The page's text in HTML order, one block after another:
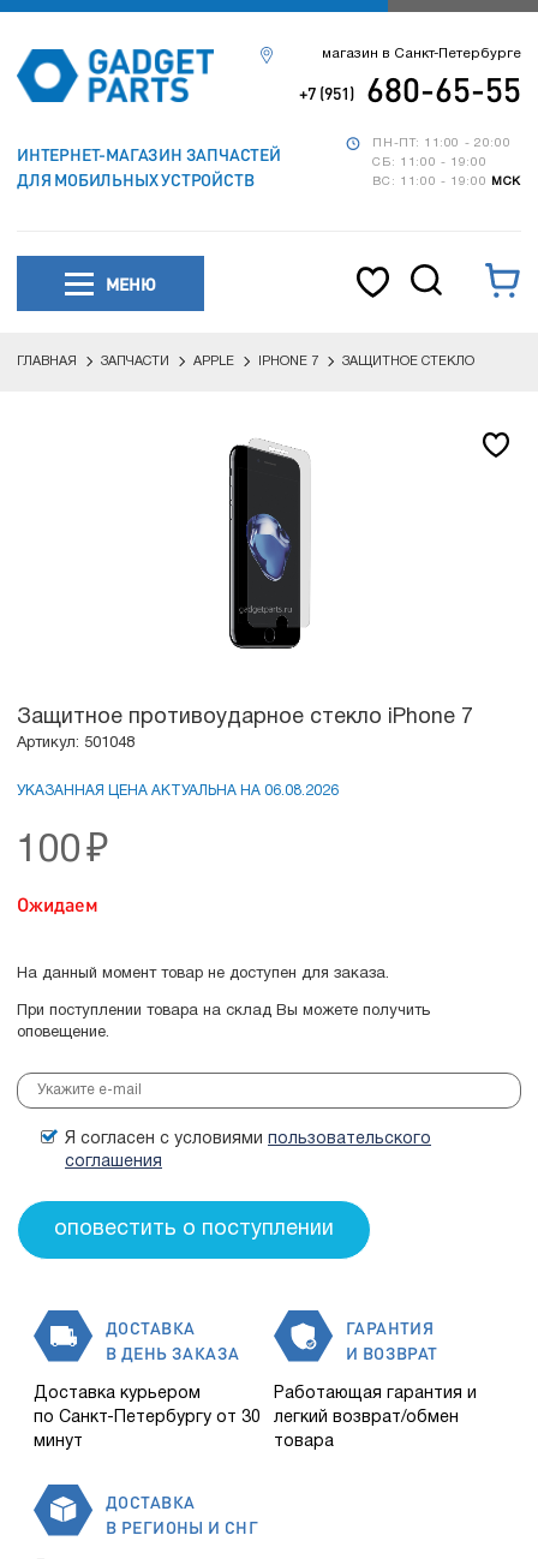
ИНТЕРНЕТ-МАГАЗИН ЗАПЧАСТЕЙ
ДЛЯ МОБИЛЬНЫХ УСТРОЙСТВ
ПН-ПТ: 11:00 - 20:00
СБ: 11:00 - 19:00
ВС: 11:00 - 19:00
МСК
магазин в Санкт-Петербурге
+7 (951) 680-65-55
МЕНЮ
ГЛАВНАЯ ЗАПЧАСТИ APPLE IPHONE 7 ЗАЩИТНОЕ СТЕКЛО
Защитное противоударное стекло iPhone 7
Артикул: 501048
УКАЗАННАЯ ЦЕНА АКТУАЛЬНА НА 06.08.2026
100 ₽
Ожидаем
На данный момент товар не доступен для заказа.
При поступлении товара на склад Вы можете получить
оповещение.
Я согласен с условиями пользовательского
соглашения
ДОСТАВКА
В ДЕНЬ ЗАКАЗА
Доставка курьером
по Санкт-Петербургу от 30
минут
ГАРАНТИЯ
И ВОЗВРАТ
Работающая гарантия и
легкий возврат/обмен
товара
ДОСТАВКА
В РЕГИОНЫ И СНГ